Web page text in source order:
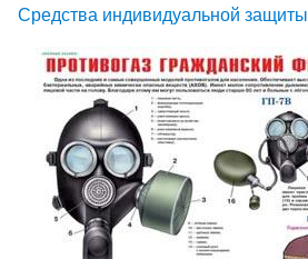
Средства индивидуальной защиты